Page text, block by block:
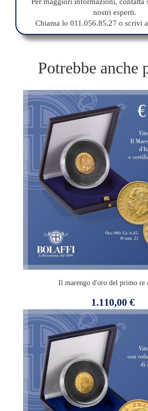
nostri esperti.
Chiama lo 011.056.85.27 o scrivi a
Potrebbe anche
Il marengo d'oro del primo re
Prezzo
1.110,00 €